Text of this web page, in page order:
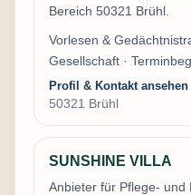
Bereich 50321 Brühl.
Vorlesen &
Gesellschaft ·
Profil & Kontakt ansehen
50321 Brühl
SUNSHINE VILLA
Anbieter für Pflege- und